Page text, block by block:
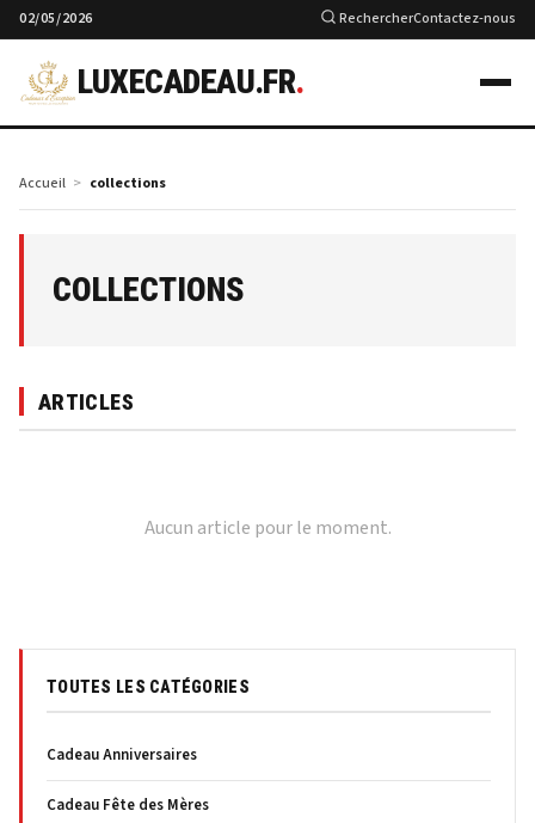
02/05/2026 RechercherContactez-nous
LUXECADEAU.FR.
Accueil collections
COLLECTIONS
ARTICLES
Aucun article pour le moment.
TOUTES LES CATÉGORIES
Cadeau Anniversaires
Cadeau Fête des Mères